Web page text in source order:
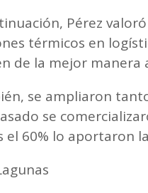
Pérez
térmicos en
de la mejor manera
se ampliaron
se
el 60% lo aportaron